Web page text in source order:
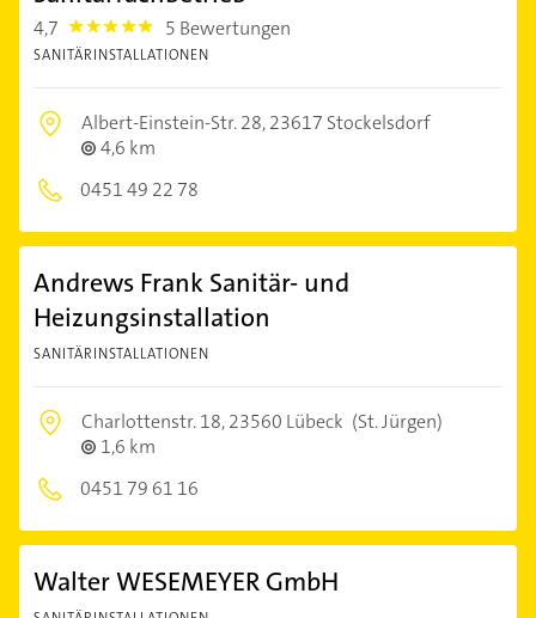
4,7 4.7000003 5 Bewertungen
SANITÄRINSTALLATIONEN
Albert-Einstein-Str. 28,23617 Stockelsdorf
4,6 km
0451 49 22 78
Andrews Frank Sanitär- und
Heizungsinstallation
SANITÄRINSTALLATIONEN
Charlottenstr. 18,23560 Lübeck (St. Jürgen)
1,6 km
0451 79 61 16
Walter WESEMEYER GmbH